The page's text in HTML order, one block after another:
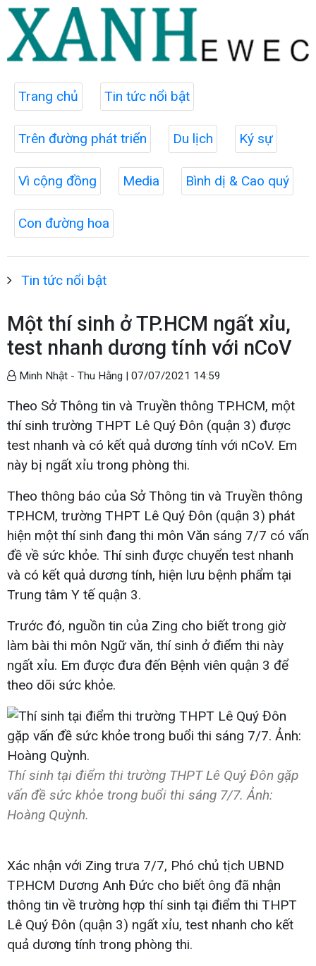
Trang chủ Tin tức nổi bật
Trên đường phát triển Du lịch Ký sự
Vì cộng đồng Media Bình dị & Cao quý
Con đường hoa
Tin tức nổi bật
Một thí sinh ở TP.HCM ngất xỉu,
test nhanh dương tính với nCoV
Minh Nhật - Thu Hằng | 07/07/2021 14:59
Theo Sở Thông tin và Truyền thông TP.HCM, một
thí sinh trường THPT Lê Quý Đôn (quận 3) được
test nhanh và có kết quả dương tính với nCoV. Em
này bị ngất xỉu trong phòng thi.
Theo thông báo của Sở Thông tin và Truyền thông
TP.HCM, trường THPT Lê Quý Đôn (quận 3) phát
hiện một thí sinh đang thi môn Văn sáng 7/7 có vấn
đề về sức khỏe. Thí sinh được chuyển test nhanh
và có kết quả dương tính, hiện lưu bệnh phẩm tại
Trung tâm Y tế quận 3.
Trước đó, nguồn tin của Zing cho biết trong giờ
làm bài thi môn Ngữ văn, thí sinh ở điểm thi này
ngất xỉu. Em được đưa đến Bệnh viên quận 3 để
theo dõi sức khỏe.
Thí sinh tại điểm thi trường THPT Lê Quý Đôn gặp
vấn đề sức khỏe trong buổi thi sáng 7/7. Ảnh:
Hoàng Quỳnh.
Xác nhận với Zing trưa 7/7, Phó chủ tịch UBND
TP.HCM Dương Anh Đức cho biết ông đã nhận
thông tin về trường hợp thí sinh tại điểm thi THPT
Lê Quý Đôn (quận 3) ngất xỉu, test nhanh cho kết
quả dương tính trong phòng thi.